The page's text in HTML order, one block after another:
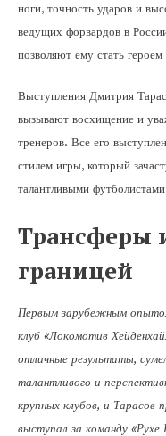
ноги, точность ударов и
ведущих форвардов в
позволяют ему стать
Выступления Дмитрия
вызывают восхищение и
тренеров. Все его
стилем игры, который
талантливыми
Трансферы
границей
Первым зарубежным
клуб «Локомотив
отличные результаты,
талантливого и
крупных клубов, и Тарасов
выступал за команду «Рухе